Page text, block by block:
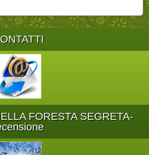
FORESTA SEGRETA-